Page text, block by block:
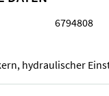
6794808
hydraulischer
hydraulischer